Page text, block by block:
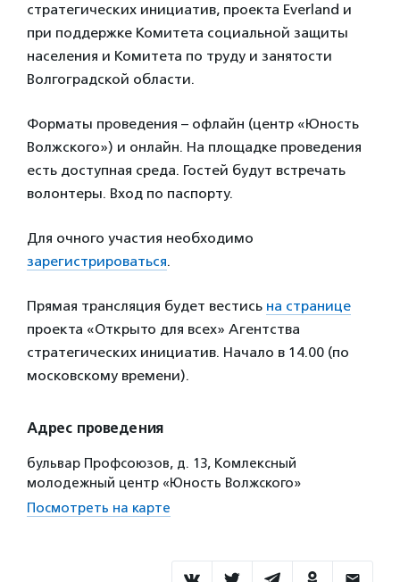
стратегических инициатив, проекта Everland и
при поддержке Комитета социальной защиты
населения и Комитета по труду и занятости
Волгоградской области.
Форматы проведения – офлайн (центр «Юность
Волжского») и онлайн. На площадке проведения
есть доступная среда. Гостей будут встречать
волонтеры. Вход по паспорту.
Для очного участия необходимо
зарегистрироваться.
Прямая трансляция будет вестись на странице
проекта «Открыто для всех» Агентства
стратегических инициатив. Начало в 14.00 (по
московскому времени).
Адрес проведения
бульвар Профсоюзов, д. 13, Комлексный
молодежный центр «Юность Волжского»
Посмотреть на карте